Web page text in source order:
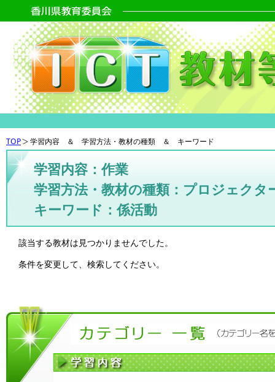
TOP 学習内容 ＆ 学習方法・教材の種類 ＆ キーワード
学習内容：作業
学習方法・教材の種類：プロジェクタ
キーワード：係活動
該当する教材は見つかりませんでした。
条件を変更して、検索してください。